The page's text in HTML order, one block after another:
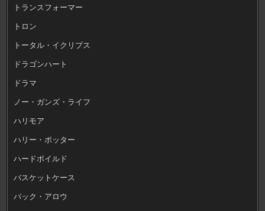
トランスフォーマー
トロン
トータル・イクリプス
ドラゴンハート
ドラマ
ノー・ガンズ・ライフ
ハリモア
ハリー・ポッター
ハードボイルド
バスケットケース
バック・アロウ